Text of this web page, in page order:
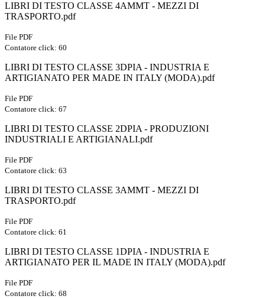
LIBRI DI TESTO CLASSE 4AMMT - MEZZI DI
TRASPORTO.pdf
File PDF
Contatore click: 60
LIBRI DI TESTO CLASSE 3DPIA - INDUSTRIA E
ARTIGIANATO PER MADE IN ITALY (MODA).pdf
File PDF
Contatore click: 67
LIBRI DI TESTO CLASSE 2DPIA - PRODUZIONI
INDUSTRIALI E ARTIGIANALI.pdf
File PDF
Contatore click: 63
LIBRI DI TESTO CLASSE 3AMMT - MEZZI DI
TRASPORTO.pdf
File PDF
Contatore click: 61
LIBRI DI TESTO CLASSE 1DPIA - INDUSTRIA E
ARTIGIANATO PER IL MADE IN ITALY (MODA).pdf
File PDF
Contatore click: 68